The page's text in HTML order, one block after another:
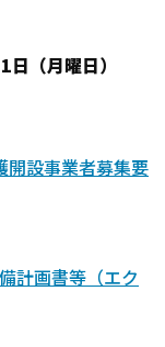
（月曜日）
開設事業者募集要
計画書等（エク